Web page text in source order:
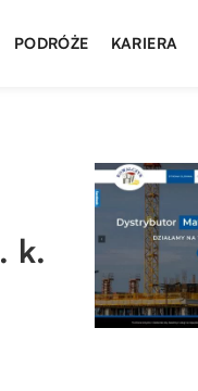
PODRÓŻE KARIERA
k.